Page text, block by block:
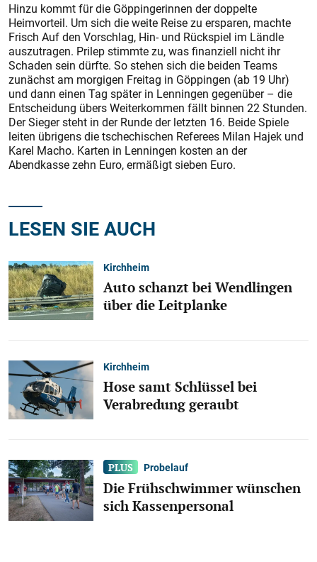
Hinzu kommt für die Göppingerinnen der doppelte
Heimvorteil. Um sich die weite Reise zu ersparen, machte
Frisch Auf den Vorschlag, Hin- und Rückspiel im Ländle
auszutragen. Prilep stimmte zu, was finanziell nicht ihr
Schaden sein dürfte. So stehen sich die beiden Teams
zunächst am morgigen Freitag in Göppingen (ab 19 Uhr)
und dann einen Tag später in Lenningen gegenüber – die
Entscheidung übers Weiterkommen fällt binnen 22 Stunden.
Der Sieger steht in der Runde der letzten 16. Beide Spiele
leiten übrigens die tschechischen Referees Milan Hajek und
Karel Macho. Karten in Lenningen kosten an der
Abendkasse zehn Euro, ermäßigt sieben Euro.
LESEN SIE AUCH
Kirchheim
Auto schanzt bei Wendlingen
über die Leitplanke
Kirchheim
Hose samt Schlüssel bei
Verabredung geraubt
Probelauf
Die Frühschwimmer wünschen
sich Kassenpersonal